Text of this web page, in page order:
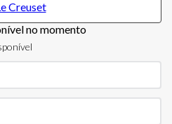
no momento